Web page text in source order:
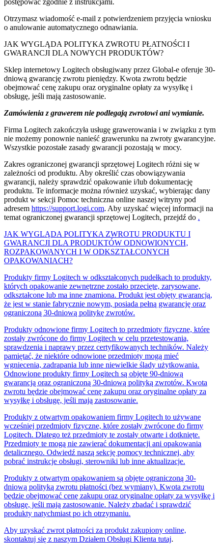
postępować zgodnie z instrukcjami.
Otrzymasz wiadomość e-mail z potwierdzeniem przyjęcia wniosku
o anulowanie automatycznego odnawiania.
JAK WYGLĄDA POLITYKA ZWROTU PŁATNOŚCI I
GWARANCJI DLA NOWYCH PRODUKTÓW?
Sklep internetowy Logitech obsługiwany przez Global-e oferuje 30-
dniową gwarancję zwrotu pieniędzy. Kwota zwrotu będzie
obejmować cenę zakupu oraz oryginalne opłaty za wysyłkę i
obsługę, jeśli mają zastosowanie.
Zamówienia z grawerem nie podlegają zwrotowi ani wymianie.
Firma Logitech zakończyła usługę grawerowania i w związku z tym
nie możemy ponownie nanieść grawerunku na zwroty gwarancyjne.
Wszystkie pozostałe zasady gwarancji pozostają w mocy.
Zakres ograniczonej gwarancji sprzętowej Logitech różni się w
zależności od produktu. Aby określić czas obowiązywania
gwarancji, należy sprawdzić opakowanie i/lub dokumentację
produktu. Te informacje można również uzyskać, wybierając dany
produkt w sekcji Pomoc techniczna online naszej witryny pod
adresem https://support.logi.com. Aby uzyskać więcej informacji na
temat ograniczonej gwarancji sprzętowej Logitech, przejdź do .
JAK WYGLĄDA POLITYKA ZWROTU PRODUKTU I
GWARANCJI DLA PRODUKTÓW ODNOWIONYCH,
ROZPAKOWANYCH I W ODKSZTAŁCONYCH
OPAKOWANIACH?
Produkty firmy Logitech w odkształconych pudełkach to produkty,
których opakowanie zewnętrzne zostało przecięte, zarysowane,
odkształcone lub ma inne znamiona. Produkt jest objęty gwarancją,
że jest w stanie fabrycznie nowym, posiada pełną gwarancję oraz
ograniczoną 30-dniową politykę zwrotów.
Produkty odnowione firmy Logitech to przedmioty fizyczne, które
zostały zwrócone do firmy Logitech w celu przetestowania,
sprawdzenia i naprawy przez certyfikowanych techników. Należy
pamiętać, że niektóre odnowione przedmioty mogą mieć
wgniecenia, zadrapania lub inne niewielkie ślady użytkowania.
Odnowione produkty firmy Logitech są objęte 90-dniową
gwarancją oraz ograniczoną 30-dniową polityką zwrotów. Kwota
zwrotu będzie obejmować cenę zakupu oraz oryginalne opłaty za
wysyłkę i obsługę, jeśli mają zastosowanie.
Produkty z otwartym opakowaniem firmy Logitech to używane
wcześniej przedmioty fizyczne, które zostały zwrócone do firmy
Logitech. Dlatego też przedmioty te zostały otwarte i dotknięte.
Przedmioty te mogą nie zawierać dokumentacji ani opakowania
detalicznego. Odwiedź naszą sekcję pomocy technicznej, aby
pobrać instrukcje obsługi, sterowniki lub inne aktualizacje.
Produkty z otwartym opakowaniem są objęte ograniczoną 30-
dniową polityką zwrotu płatności (bez wymiany). Kwota zwrotu
będzie obejmować cenę zakupu oraz oryginalne opłaty za wysyłkę i
obsługę, jeśli mają zastosowanie. Należy zbadać i sprawdzić
produkty natychmiast po ich otrzymaniu.
Aby uzyskać zwrot płatności za produkt zakupiony online,
skontaktuj się z naszym Działem Obsługi Klienta tutaj.